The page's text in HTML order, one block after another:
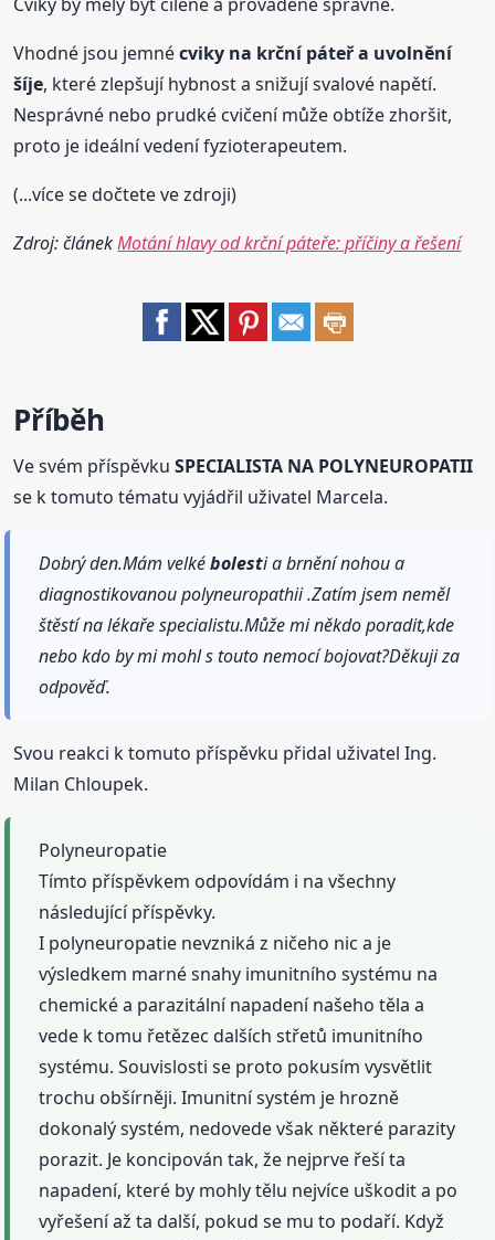
Vhodné jsou jemnécviky na krčnípáteř a uvolnění
šíje, které zlepšují hybnost a snižují svalové napětí.
Nesprávné nebo prudké cvičení může obtíže zhoršit,
proto je ideální vedení fyzioterapeutem.
(...více se dočtete ve zdroji)
Zdroj: článekMotání hlavy od krční páteře: příčiny a řešení
Příběh
Ve svém příspěvkuSPECIALISTA NA POLYNEUROPATII
se k tomuto tématu vyjádřil uživatel Marcela.
Dobrý den.Mám velkébolesti a brnění nohou a
diagnostikovanou polyneuropathii .Zatím jsem neměl
štěstí na lékaře specialistu.Může mi někdo poradit,kde
nebo kdo by mi mohl s touto nemocí bojovat?Děkuji za
odpověď.
Svou reakci k tomuto příspěvku přidal uživatel Ing.
Milan Chloupek.
Polyneuropatie
Tímto příspěvkem odpovídám i na všechny
následující příspěvky.
I polyneuropatie nevzniká z ničeho nic a je
výsledkem marné snahy imunitního systému na
chemické a parazitální napadení našeho těla a
vede k tomu řetězec dalších střetů imunitního
systému. Souvislosti se proto pokusím vysvětlit
trochu obšírněji. Imunitní systém je hrozně
dokonalý systém, nedovede však některé parazity
porazit. Je koncipován tak, že nejprve řeší ta
napadení, které by mohly tělu nejvíce uškodit a po
vyřešení až ta další, pokud se mu to podaří. Když